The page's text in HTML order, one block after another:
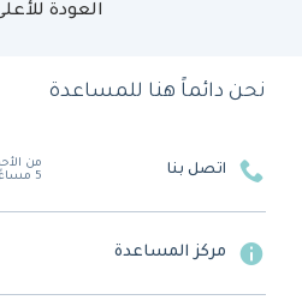
العودة
نحن دائماً هنا للمساعدة
اتصل بنا
5 مساءً
مركز المساعدة